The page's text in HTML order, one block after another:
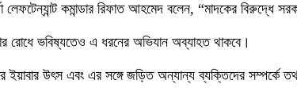
লেফটেন্যান্ট কমান্ডার রিফাত আহমেদ বলেন, “মাদকের বিরুদ্ধে
রোধে ভবিষ্যতেও এ ধরনের অভিযান অব্যাহত থাকবে।
ইয়াবার উৎস এবং এর সঙ্গে জড়িত অন্যান্য ব্যক্তিদের সম্পর্কে